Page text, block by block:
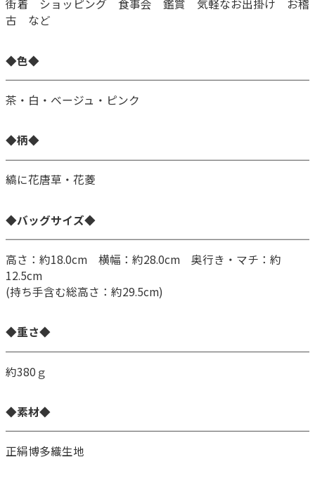
街着 ショッピング 食事会 鑑賞 気軽なお出掛け お稽
古 など
◆色◆
茶・白・ベージュ・ピンク
◆柄◆
縞に花唐草・花菱
◆バッグサイズ◆
高さ：約18.0cm 横幅：約28.0cm 奥行き・マチ：約
12.5cm
(持ち手含む総高さ：約29.5cm)
◆重さ◆
約380ｇ
◆素材◆
正絹博多織生地